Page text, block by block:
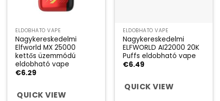
ELDOBHATÓ VAPE
Nagykereskedelmi
Elfworld MX 25000
kettős üzemmódú
eldobható vape
€6.29
QUICK VIEW
ELDOBHATÓ VAPE
Nagykereskedelmi
ELFWORLD AI22000 20K
Puffs eldobható vape
€6.49
QUICK VIEW